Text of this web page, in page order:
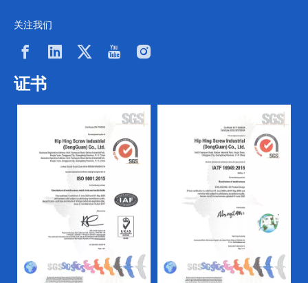
关注我们
证书